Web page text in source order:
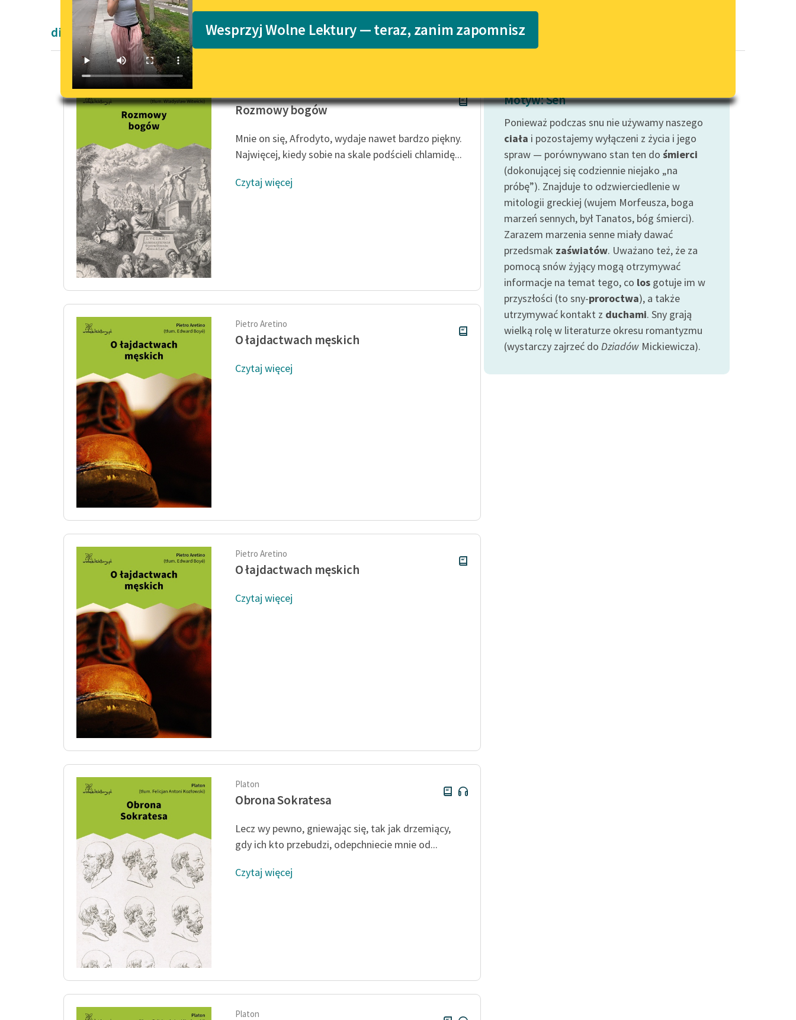
Lektury szkolne i klasyka
literatury do słuchania dla
E-kolekcja lektur szkolnych i
literatury do słuchania dla
niepełnosprawnościami
Feministyczne inspiracje.
Popularyzacja skandynawskiej
Katalog
Katalog w formacie PDF
wrażliwych
Deklaracja dostępności
Wesprzyj Wolne Lektury — teraz, zanim zapomnisz
dialogi
Rozmowy bogów
Mnie on się, Afrodyto, wydaje nawet bardzo piękny.
Najwięcej, kiedy sobie na skale podścieli chlamidę...
Czytaj więcej
Pietro Aretino
O łajdactwach męskich
Czytaj więcej
Pietro Aretino
O łajdactwach męskich
Czytaj więcej
Platon
Obrona Sokratesa
Lecz wy pewno, gniewając się, tak jak drzemiący,
gdy ich kto przebudzi, odepchniecie mnie od...
Czytaj więcej
Platon
Motyw: Sen
Ponieważ podczas snu nie używamy naszego
ciała i pozostajemy wyłączeni z życia i jego
spraw — porównywano stan ten do śmierci
(dokonującej się codziennie niejako „na
próbę”). Znajduje to odzwierciedlenie w
mitologii greckiej (wujem Morfeusza, boga
marzeń sennych, był Tanatos, bóg śmierci).
Zarazem marzenia senne miały dawać
przedsmak zaświatów. Uważano też, że za
pomocą snów żyjący mogą otrzymywać
informacje na temat tego, co los gotuje im w
przyszłości (to sny-proroctwa), a także
utrzymywać kontakt z duchami. Sny grają
wielką rolę w literaturze okresu romantyzmu
(wystarczy zajrzeć do Dziadów Mickiewicza).